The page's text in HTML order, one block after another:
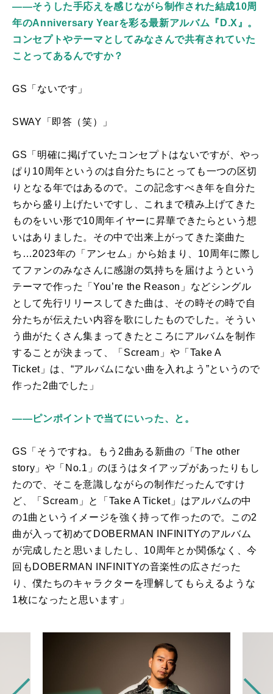
――そうした手応えを感じながら制作された結成10周
年のAnniversary Yearを彩る最新アルバム『D.X』。
コンセプトやテーマとしてみなさんで共有されていた
ことってあるんですか？
GS「ないです」
SWAY「即答（笑）」
GS「明確に掲げていたコンセプトはないですが、やっ
ぱり 10周年というのは自分たちにとっても一つの区切
りとなる年ではあるので。この記念すべき年を自分た
ちから盛り上げたいですし、これまで積み上げてきた
ものをいい形で10周年イヤーに昇華できたらという想
いはありました。その中で出来上がってきた楽曲た
ち…2023年の「アンセム」から始まり、 10周年に際し
てファンのみなさんに感謝の気持ちを届けようという
テーマで作った「You’re the Reason 」などシングル
として先行リリースしてきた曲は、その時その時で自
分たちが伝えたい内容を歌にしたものでした。そうい
う曲がたくさん集まってきたところにアルバムを制作
することが決まって、「 Scream 」や「 Take A
Ticket」は、“アルバムにない曲を入れよう”というので
作った 2曲でした」
――ピンポイントで当てにいった、と。
GS「そうですね。もう 2曲ある新曲の「The other
story 」や「 No.1 」のほうはタイアップがあったりもし
たので、そこを意識しながらの制作だったんですけ
ど、「 Scream 」と「 Take A Ticket 」はアルバムの中
の1曲というイメージを強く持って作ったので。この2
曲が入って初めて DOBERMAN INFINITYのアルバム
が完成したと思いましたし、 10周年とか関係なく、今
回も DOBERMAN INFINITYの音楽性の広さだった
り、僕たちのキャラクターを理解してもらえるような
1枚になったと思います」